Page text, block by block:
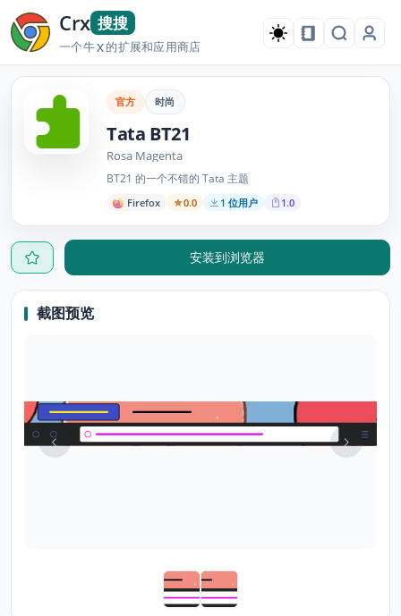
Crx 搜搜
一个牛X的扩展和应用商店
官方 时尚
Tata BT21
Rosa Magenta
BT21 的一个不错的 Tata 主题
Firefox 0.0 1 位用户 1.0
安装到浏览器
截图预览